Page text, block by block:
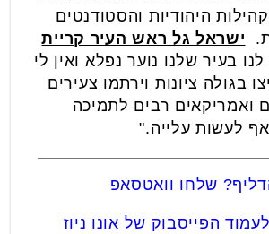
היהודיות והסטודנטים
ישראל גל ראש העיר קריית
בעיר שלנו נוער נפלא ואין לי
בגולה ציונות וירתמו צעירים
ואמריקאים רבים לתמיכה
לעשות עלייה."
שלחו וואטסאפ
הפייסבוק של אונו ניוז